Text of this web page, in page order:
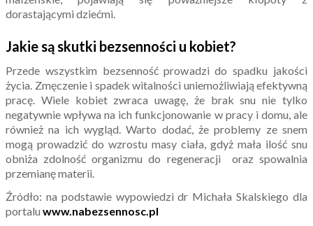
dorastającymi dziećmi.
Jakie są skutki bezsenności u kobiet?
Przede wszystkim bezsenność prowadzi do spadku jakości
życia. Zmęczenie i spadek witalności uniemożliwiają efektywną
pracę. Wiele kobiet zwraca uwagę, że brak snu nie tylko
negatywnie wpływa na ich funkcjonowanie w pracy i domu, ale
również na ich wygląd. Warto dodać, że problemy ze snem
mogą prowadzić do wzrostu masy ciała, gdyż mała ilość snu
obniża zdolność organizmu do regeneracji oraz spowalnia
przemianę materii.
Źródło: na podstawie wypowiedzi dr Michała Skalskiego dla
portalu www.nabezsennosc.pl